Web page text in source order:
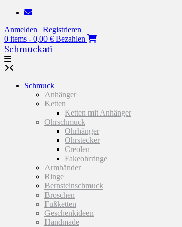
Zum
springen
Anmelden | Registrieren
0 items - 0,00 € Bezahlen
Schmuckati
Schmuck
Anhänger
Ketten
Ketten mit Anhänger
Ohrschmuck
Ohrhänger
Ohrstecker
Creolen
Fakeohrringe
Armbänder
Ringe
Bernsteinschmuck
Broschen
Fußketten
Geschenkideen
Handmade